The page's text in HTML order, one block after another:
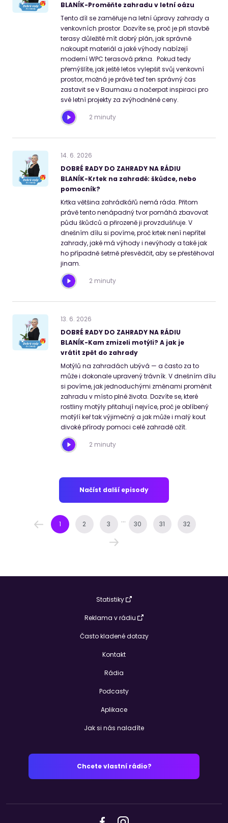
BLANÍK-Proměňte zahradu v letní oázu
Tento díl se zaměřuje na letní úpravy zahrady a
venkovních prostor. Dozvíte se, proč je při stavbě
terasy důležité mít dobrý plán, jak správně
nakoupit materiál a jaké výhody nabízejí
moderní WPC terasová prkna. Pokud tedy
přemýšlíte, jak ještě letos vylepšit svůj venkovní
prostor, možná je právě teď ten správný čas
zastavit se v Baumaxu a načerpat inspiraci pro
své letní projekty za zvýhodněné ceny.
2 minuty
14. 6. 2026
DOBRÉ RADY DO ZAHRADY NA RÁDIU
BLANÍK-Krtek na zahradě: škůdce, nebo
pomocník?
Krtka většina zahrádkářů nemá ráda. Přitom
právě tento nenápadný tvor pomáhá zbavovat
půdu škůdců a přirozeně ji provzdušňuje. V
dnešním dílu si povíme, proč krtek není nepřítel
zahrady, jaké má výhody i nevýhody a také jak
ho případně šetrně přesvědčit, aby se přestěhoval
jinam.
2 minuty
13. 6. 2026
DOBRÉ RADY DO ZAHRADY NA RÁDIU
BLANÍK-Kam zmizeli motýli? A jak je
vrátit zpět do zahrady
Motýlů na zahradách ubývá — a často za to
může i dokonale upravený trávník. V dnešním dílu
si povíme, jak jednoduchými změnami proměnit
zahradu v místo plné života. Dozvíte se, které
rostliny motýly přitahují nejvíce, proč je oblíbený
motýlí keř tak výjimečný a jak může i malý kout
divoké přírody pomoci celé zahradě ožít.
2 minuty
Načíst další episody
1 2 3 ... 30 31 32
Statistiky
Reklama v rádiu
Často kladené dotazy
Kontakt
Rádia
Podcasty
Aplikace
Jak si nás naladíte
Chcete vlastní rádio?